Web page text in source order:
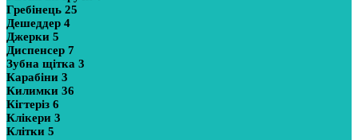
Гребінець 25
Дешеддер 4
Джерки 5
Диспенсер 7
Зубна щітка 3
Карабіни 3
Килимки 36
Кігтеріз 6
Клікери 3
Клітки 5